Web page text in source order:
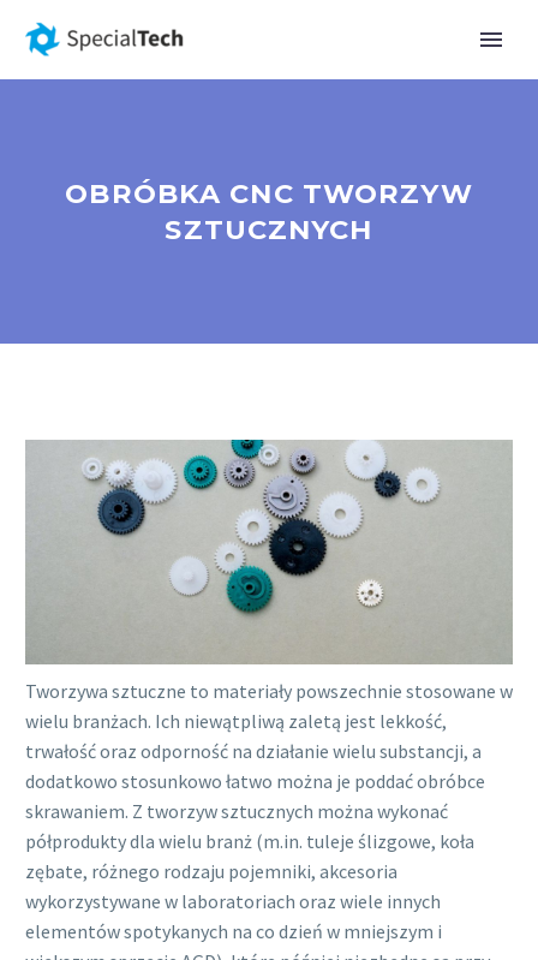
OBRÓBKA CNC TWORZYW
SZTUCZNYCH
Tworzywa sztuczne to materiały powszechnie stosowane w
wielu branżach. Ich niewątpliwą zaletą jest lekkość,
trwałość oraz odporność na działanie wielu substancji, a
dodatkowo stosunkowo łatwo można je poddać obróbce
skrawaniem. Z tworzyw sztucznych można wykonać
półprodukty dla wielu branż (m.in. tuleje ślizgowe, koła
zębate, różnego rodzaju pojemniki, akcesoria
wykorzystywane w laboratoriach oraz wiele innych
elementów spotykanych na co dzień w mniejszym i